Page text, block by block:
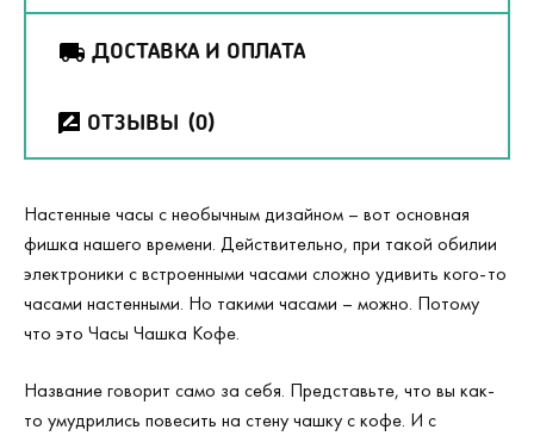
ДОСТАВКА И ОПЛАТА
ОТЗЫВЫ (0)
Настенные часы с необычным дизайном – вот основная
фишка нашего времени. Действительно, при такой обилии
электроники с встроенными часами сложно удивить кого-то
часами настенными. Но такими часами – можно. Потому
что это Часы Чашка Кофе.
Название говорит само за себя. Представьте, что вы как-
то умудрились повесить на стену чашку с кофе. И с